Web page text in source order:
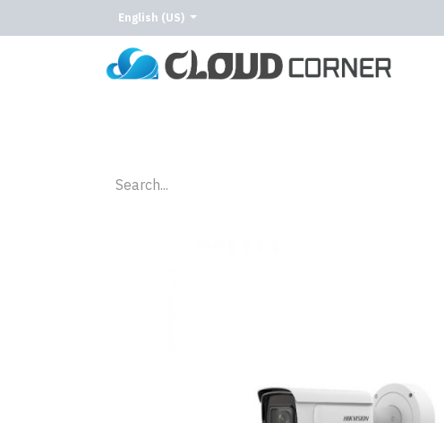
English (US)